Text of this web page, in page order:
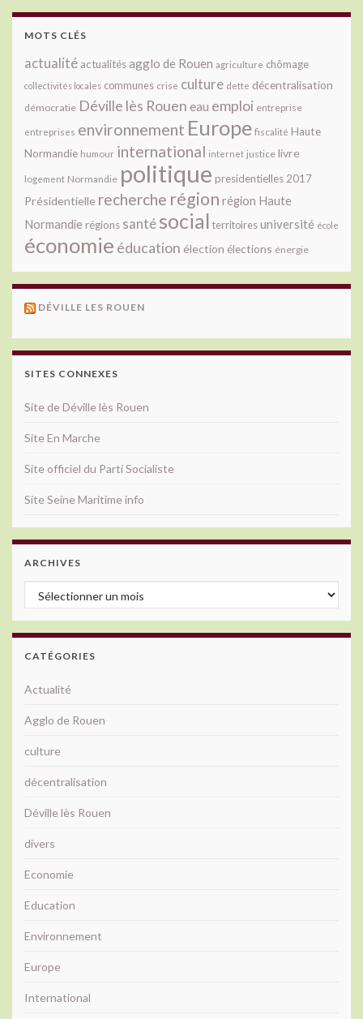
MOTS CLÉS
actualité actualitésagglo de Rouen agriculture chômage
collectivités locales communes crise culture dette décentralisation
démocratie Déville lès Rouen eau emploi entreprise
entreprises environnement Europe fiscalité Haute
Normandie humour international internet justice livre
logement Normandie politique presidentielles 2017
Présidentielle recherche région région Haute
Normandie régions santésocial territoiresuniversité école
économie éducation élection élections énergie
DÉVILLE LES ROUEN
SITES CONNEXES
Site de Déville lès Rouen
Site En Marche
Site officiel du Parti Socialiste
Site Seine Maritime info
ARCHIVES
Archives
CATÉGORIES
Actualité
Agglo de Rouen
culture
décentralisation
Déville lès Rouen
divers
Economie
Education
Environnement
Europe
International